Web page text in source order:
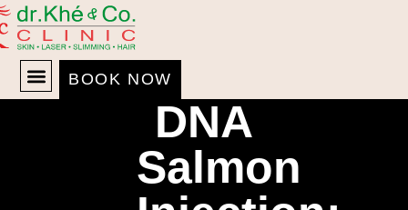
BOOK NOW
DNA
Salmon